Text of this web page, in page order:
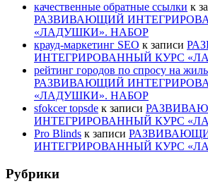
качественные обратные ссылки к
РАЗВИВАЮЩИЙ
«ЛАДУШКИ». НАБОР
крауд-маркетинг SEO к записи
ИНТЕГРИРОВАННЫЙ КУРС
рейтинг городов по спросу на
РАЗВИВАЮЩИЙ
«ЛАДУШКИ». НАБОР
sfokcer topsde к записи
ИНТЕГРИРОВАННЫЙ КУРС
Pro Blinds к записи
ИНТЕГРИРОВАННЫЙ КУРС
Рубрики